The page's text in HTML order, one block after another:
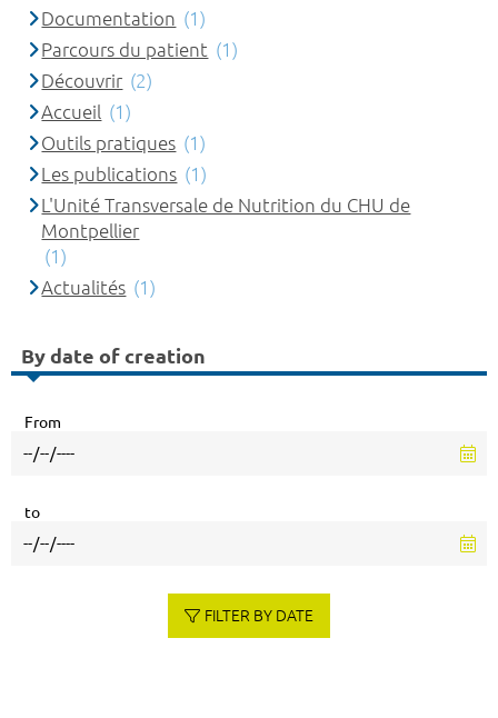
Documentation (1)
Parcours du patient (1)
Découvrir (2)
Accueil (1)
Outils pratiques (1)
Les publications (1)
L'Unité Transversale de Nutrition du CHU de
Montpellier
(1)
Actualités (1)
By date of creation
From
to
FILTER BY DATE